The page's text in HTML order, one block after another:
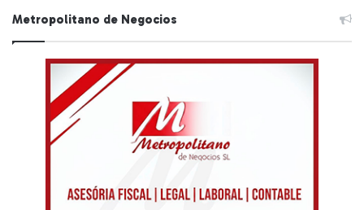
Metropolitano de Negocios